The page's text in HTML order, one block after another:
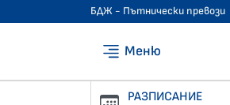
БДЖ - Пътнически превози
Меню
РАЗПИСАНИЕ